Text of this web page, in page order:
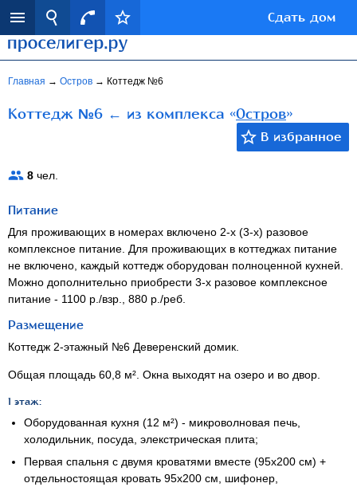
Сдать дом
Главная → Остров → Коттедж №6
Коттедж №6 ← из комплекса «Остров»
8 чел.
Питание
Для проживающих в номерах включено 2-х (3-х) разовое
комплексное питание. Для проживающих в коттеджах питание
не включено, каждый коттедж оборудован полноценной кухней.
Можно дополнительно приобрести 3-х разовое комплексное
питание - 1100 р./взр., 880 р./реб.
Размещение
Коттедж 2-этажный №6 Деверенский домик.
Общая площадь 60,8 м². Окна выходят на озеро и во двор.
1 этаж:
Оборудованная кухня (12 м²) - микроволновая печь,
холодильник, посуда, элекстрическая плита;
Первая спальня c двумя кроватями вместе (95х200 см) +
отдельностоящая кровать 95х200 см, шифонер,